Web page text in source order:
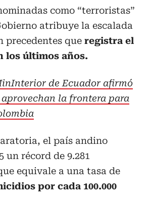
como “terroristas”
atribuye la escalada
precedentes que registra el
los últimos años.
de Ecuador afirmó
la frontera para
el país andino
un récord de 9.281
equivale a una tasa de
por cada 100.000